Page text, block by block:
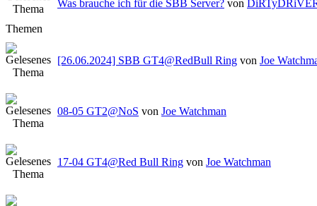
Was brauche ich für die SBB Server? von
Themen
[26.06.2024] SBB GT4@RedBull Ring von Joe
08-05 GT2@NoS von Joe Watchman
17-04 GT4@Red Bull Ring von Joe Watchman